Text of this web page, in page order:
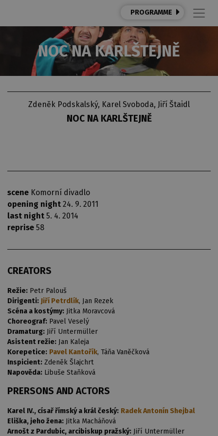
PROGRAMME
NOC NA KARLŠTEJNĚ
Zdeněk Podskalský, Karel Svoboda, Jiří Štaidl
NOC NA KARLŠTEJNĚ
scene Komorní divadlo
opening night 24. 9. 2011
last night 5. 4. 2014
reprise 58
CREATORS
Režie: Petr Palouš
Dirigenti: Jiří Petrdlík, Jan Rezek
Scéna a kostýmy: Jitka Moravcová
Choreograf: Pavel Veselý
Dramaturg: Jiří Untermüller
Asistent režie: Jan Kaleja
Korepetice: Pavel Kantořík, Táňa Vaněčková
Inspicient: Zdeněk Šlajchrt
Napověda: Libuše Staňková
PRERSONS AND ACTORS
Karel IV., císař římský a král český: Radek Antonín Shejbal
Eliška, jeho žena: Jitka Macháňová
Arnošt z Pardubic, arcibiskup pražský: Jiří Untermüller